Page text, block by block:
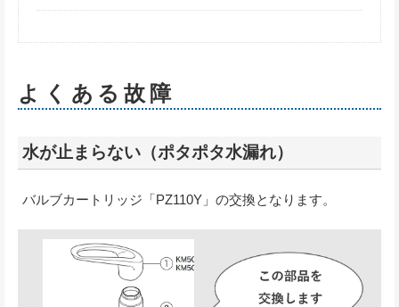
よくある故障
水が止まらない（ポタポタ水漏れ）
バルブカートリッジ「PZ110Y」の交換となります。